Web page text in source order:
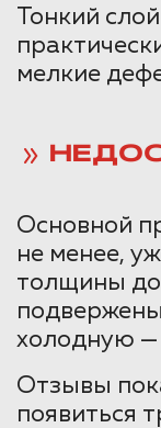
Тонкий
мелкие
Основной
не менее,
толщины
холодную —
Отзывы
появиться